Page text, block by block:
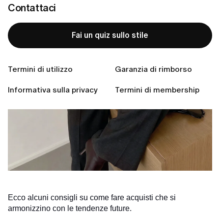
Contattaci
Fai un quiz sullo stile
Termini di utilizzo Garanzia di rimborso
Informativa sulla privacy Termini di membership
Ecco alcuni consigli su come fare acquisti che si
armonizzino con le tendenze future.